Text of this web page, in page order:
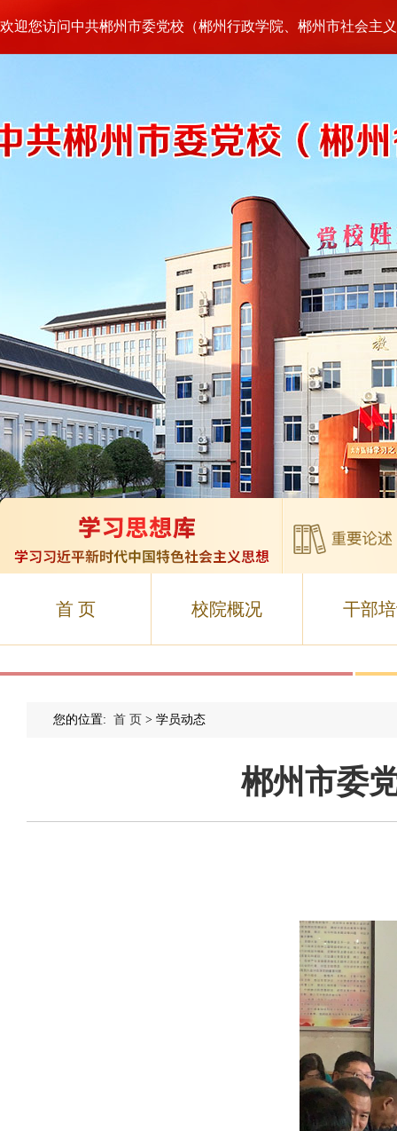
欢迎您访问中共郴州市委党校（郴州行政学院、郴州市社会主
首 页 校院概况 干部
您的位置: 首 页 > 学员动态
郴州市委